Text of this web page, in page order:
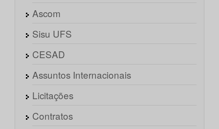
Ascom
Sisu UFS
CESAD
Assuntos Internacionais
Licitações
Contratos